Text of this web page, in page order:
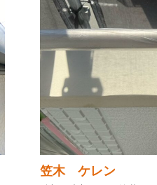
笠木 ケレン